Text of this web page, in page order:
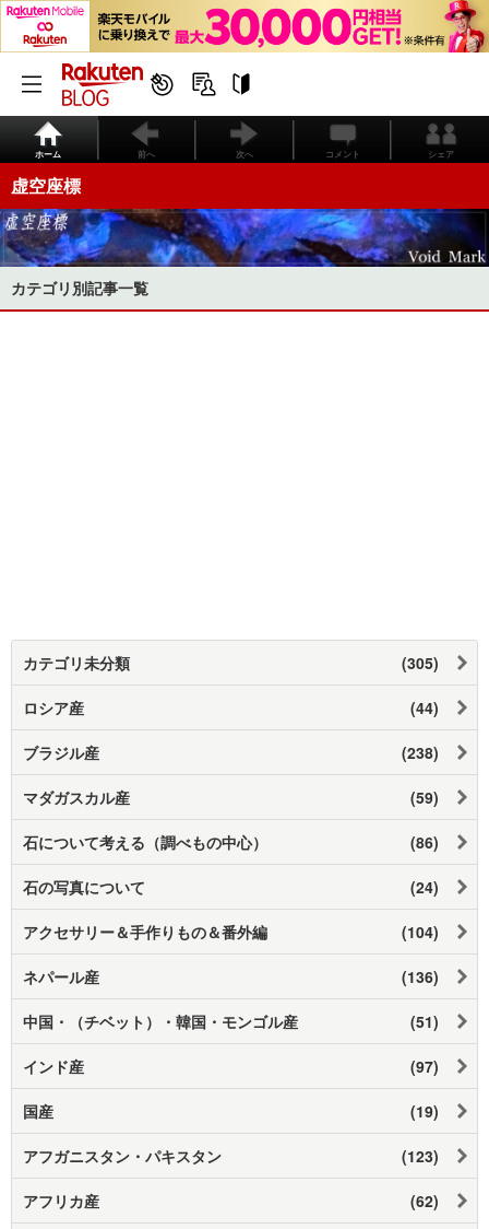
ホーム 前へ 次へ コメント シェア
虚空座標
カテゴリ別記事一覧
カテゴリ未分類 (305)
ロシア産 (44)
ブラジル産 (238)
マダガスカル産 (59)
石について考える（調べもの中心） (86)
石の写真について (24)
アクセサリー＆手作りもの＆番外編 (104)
ネパール産 (136)
中国・（チベット）・韓国・モンゴル産 (51)
インド産 (97)
国産 (19)
アフガニスタン・パキスタン (123)
アフリカ産 (62)